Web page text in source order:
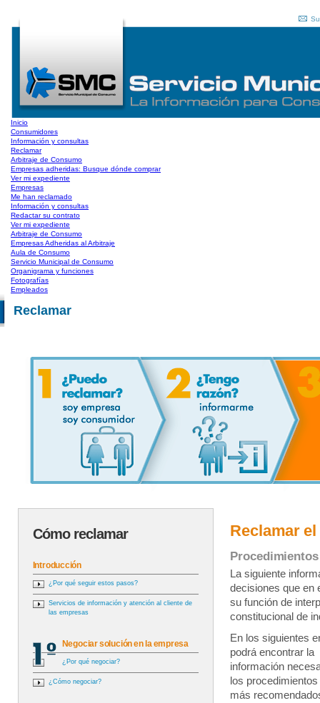
Inicio
Consumidores
Información y consultas
Reclamar
Arbitraje de Consumo
Empresas adheridas: Busque dónde comprar
Ver mi expediente
Empresas
Me han reclamado
Información y consultas
Redactar su contrato
Ver mi expediente
Arbitraje de Consumo
Empresas Adheridas al Arbitraje
Aula de Consumo
Servicio Municipal de Consumo
Organigrama y funciones
Fotografías
Empleados
Reclamar
Cómo reclamar
Introducción
¿Por qué seguir estos pasos?
Servicios de información y atención al cliente de
las empresas
Negociar solución en la empresa
¿Por qué negociar?
¿Cómo negociar?
Reclamar
La siguiente
decisiones que en
su función de
constitucional de
En los siguientes
podrá encontrar la
información
los
más